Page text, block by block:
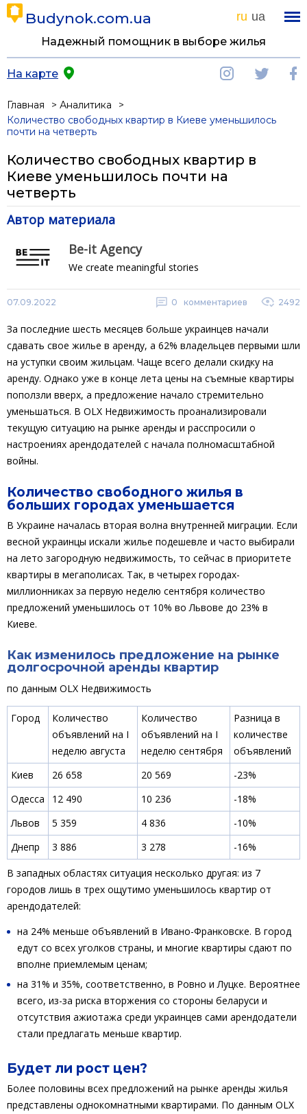
Budynok.com.ua ru ua
Надежный помощник в выборе жилья
На карте
Главная
Аналитика
Количество свободных квартир в Киеве уменьшилось
почти на четверть
Количество свободных квартир в
Киеве уменьшилось почти на
четверть
Автор материала
Be-it Agency
We create meaningful stories
07.09.2022 0 комментариев 2492
За последние шесть месяцев больше украинцев начали
сдавать свое жилье в аренду, а 62% владельцев первыми шли
на уступки своим жильцам. Чаще всего делали скидку на
аренду. Однако уже в конце лета цены на съемные квартиры
поползли вверх, а предложение начало стремительно
уменьшаться. В OLX Недвижимость проанализировали
текущую ситуацию на рынке аренды и расспросили о
настроениях арендодателей с начала полномасштабной
войны.
Количество свободного жилья в
больших городах уменьшается
В Украине началась вторая волна внутренней миграции. Если
весной украинцы искали жилье подешевле и часто выбирали
на лето загородную недвижимость, то сейчас в приоритете
квартиры в мегаполисах. Так, в четырех городах-
миллионниках за первую неделю сентября количество
предложений уменьшилось от 10% во Львове до 23% в
Киеве.
Как изменилось предложение на рынке
долгосрочной аренды квартир
по данным OLX Недвижимость
Город
Количество
объявлений на I
неделю августа
Количество
объявлений на I
неделю сентября
Разница в
количестве
объявлений
Киев
26 658 20 569
-23%
Одесса
12 490 10 236
-18%
Львов
5 359 4 836
-10%
Днепр
3 886 3 278
-16%
В западных областях ситуация несколько другая: из 7
городов лишь в трех ощутимо уменьшилось квартир от
арендодателей:
на 24% меньше объявлений в Ивано-Франковске. В город
едут со всех уголков страны, и многие квартиры сдают по
вполне приемлемым ценам;
на 31% и 35%, соответственно, в Ровно и Луцке. Вероятнее
всего, из-за риска вторжения со стороны беларуси и
отсутствия ажиотажа среди украинцев сами арендодатели
стали предлагать меньше квартир.
Будет ли рост цен?
Более половины всех предложений на рынке аренды жилья
представлены однокомнатными квартирами. По данным OLX